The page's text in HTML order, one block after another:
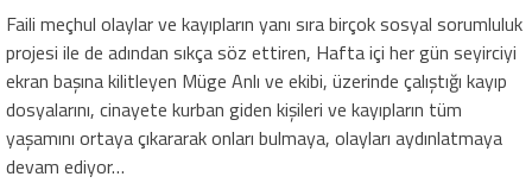
Faili meçhul olaylar ve kayıpların yanı sıra birçok sosyal sorumluluk
projesi ile de adından sıkça söz ettiren, Hafta içi her gün seyirciyi
ekran başına kilitleyen Müge Anlı ve ekibi, üzerinde çalıştığı kayıp
dosyalarını, cinayete kurban giden kişileri ve kayıpların tüm
yaşamını ortaya çıkararak onları bulmaya, olayları aydınlatmaya
devam ediyor…